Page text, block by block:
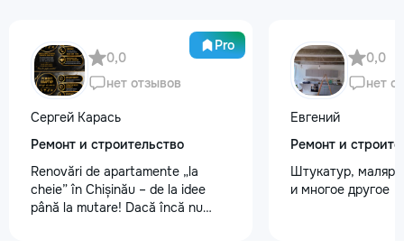
Pro
0,0
нет отзывов
Сергей Карась
Ремонт и строительство
Renovări de apartamente „la
cheie” în Chișinău – de la idee
până la mutare! Dacă încă nu
0,0
нет
Евгений
Ремонт и
Штукатур, маляр ,
и многое другое